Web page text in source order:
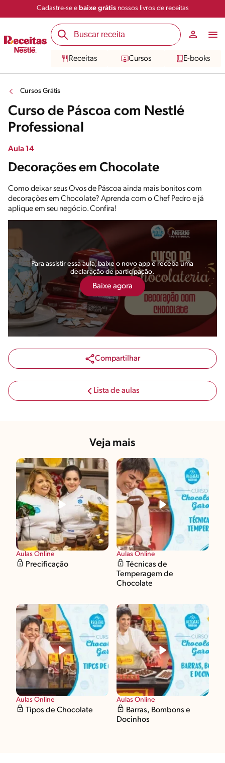
Cadastre-se e baixe grátisnossos livros de receitas
Receitas Cursos E-books
Cursos Grátis
Curso de Páscoa com Nestlé
Professional
Aula 14
Decorações em Chocolate
Como deixar seus Ovos de Páscoa ainda mais bonitos com
decorações em Chocolate? Aprenda com o Chef Pedro e já
aplique em seu negócio. Confira!
Para assistir essa aula, baixe o novo app e receba uma
declaração de participação.
Baixe agora
Compartilhar
Lista de aulas
Veja mais
Aulas Online
Precificação
Aulas Online
Técnicas de
Temperagem de
Chocolate
Aulas Online
Tipos de Chocolate
Aulas Online
Barras, Bombons e
Docinhos